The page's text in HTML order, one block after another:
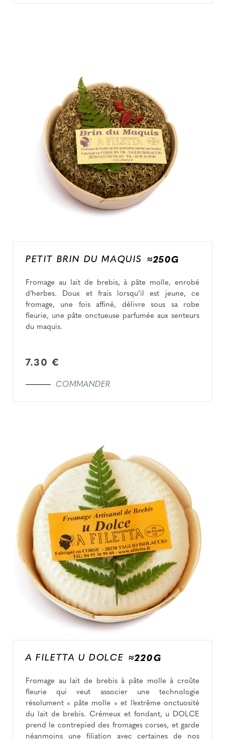
PETIT BRIN DU MAQUIS ≈250G
Fromage au lait de brebis, à pâte molle, enrobé
d’herbes. Doux et frais lorsqu’il est jeune, ce
fromage, une fois affiné, délivre sous sa robe
fleurie, une pâte onctueuse parfumée aux senteurs
du maquis.
7.30 €
COMMANDER
A FILETTA U DOLCE ≈220G
Fromage au lait de brebis à pâte molle à croûte
fleurie qui veut associer une technologie
résolument « pâte molle » et l’extrême onctuosité
du lait de brebis. Crémeux et fondant, u DOLCE
prend le contrepied des fromages corses, et garde
néanmoins une filiation avec certaines de nos